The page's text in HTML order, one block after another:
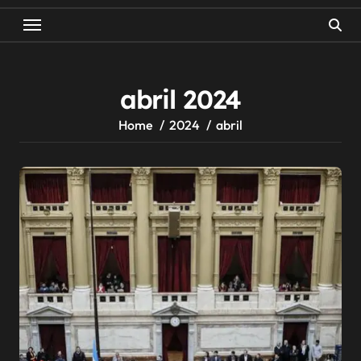
abril 2024
Home 2024 abril